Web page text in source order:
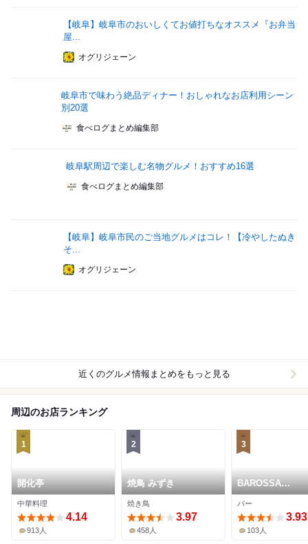
【岐阜】岐阜市のおいしくてお値打ちなオススメ『お弁当
屋...
オグリジェーン
岐阜市で味わう絶品ディナー！おしゃれなお店利用シーン
別20選
食べログまとめ編集部
岐阜駅周辺で楽しむ名物グルメ！おすすめ16選
食べログまとめ編集部
【岐阜】岐阜市民のご当地グルメはコレ！【冷やしたぬき
そ...
オグリジェーン
近くのグルメ情報まとめをもっと見る
周辺のお店ランキング
1
開化亭
中華料理
4.14
913人
2
焼鳥 みずき
焼き鳥
3.97
458人
3
BAROSSA
cocktailier
バー
3.93
103人